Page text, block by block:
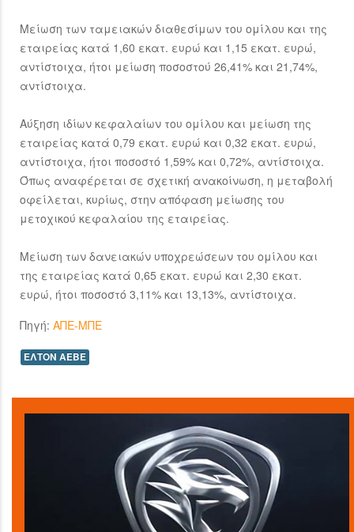
Μείωση των ταμειακών διαθεσίμων του ομίλου και της
εταιρείας κατά 1,60 εκατ. ευρώ και 1,15 εκατ. ευρώ,
αντίστοιχα, ήτοι μείωση ποσοστού 26,41% και 21,74%,
αντίστοιχα.
Αύξηση ιδίων κεφαλαίων του ομίλου και μείωση της
εταιρείας κατά 0,79 εκατ. ευρώ και 0,32 εκατ. ευρώ,
αντίστοιχα, ήτοι ποσοστό 1,59% και 0,72%, αντίστοιχα.
Όπως αναφέρεται σε σχετική ανακοίνωση, η μεταβολή
οφείλεται, κυρίως, στην απόφαση μείωσης του
μετοχικού κεφαλαίου της εταιρείας.
Μείωση των δανειακών υποχρεώσεων του ομίλου και
της εταιρείας κατά 0,65 εκατ. ευρώ και 2,30 εκατ.
ευρώ, ήτοι ποσοστό 3,11% και 13,13%, αντίστοιχα.
Πηγή: ΑΠΕ-ΜΠΕ
ΕΛΤΟΝ ΑΕΒΕ